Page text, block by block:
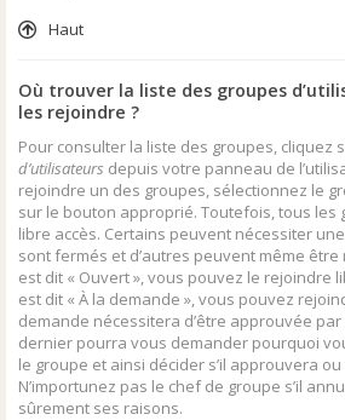
Haut
Où trouver la liste des groupes
les rejoindre ?
Pour consulter la liste des groupes, cliquez
d’utilisateurs depuis votre panneau de
rejoindre un des groupes, sélectionnez le
sur le bouton approprié. Toutefois, tous les
libre accès. Certains peuvent nécessiter
sont fermés et d’autres peuvent même être
est dit « Ouvert », vous pouvez le rejoindre
est dit « À la demande », vous pouvez
demande nécessitera d’être approuvée
dernier pourra vous demander pourquoi
le groupe et ainsi décider s’il approuvera
N’importunez pas le chef de groupe s’il
sûrement ses raisons.